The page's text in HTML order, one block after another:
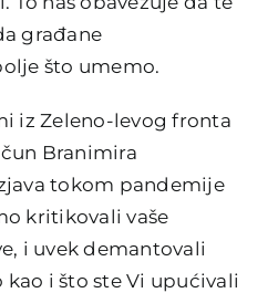
građane
što umemo.
iz Zeleno-levog fronta
Branimira
tokom pandemije
kritikovali vaše
i uvek demantovali
kao i što ste Vi upućivali